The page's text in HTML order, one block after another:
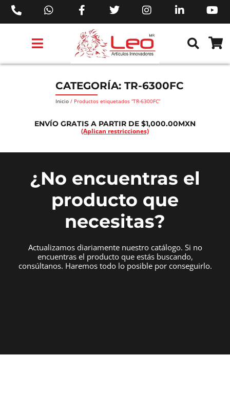
CATEGORÍA: TR-6300FC
Inicio / Productos etiquetados “TR-6300FC”
ENVÍO GRATIS A PARTIR DE $1,000.00MXN
(Aplican restricciones)
¿No encuentras el
producto que
necesitas?
Actualizamos diariamente nuestro catálogo. Si no
encuentras el producto que estás buscando,
consúltanos. Haremos todo lo posible por conseguirlo.